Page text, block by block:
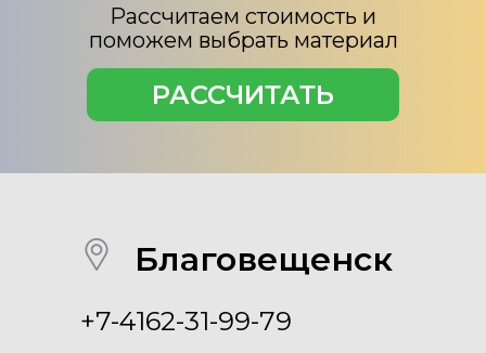
Рассчитаем стоимость и
поможем выбрать материал
РАССЧИТАТЬ
Благовещенск
+7-4162-31-99-79